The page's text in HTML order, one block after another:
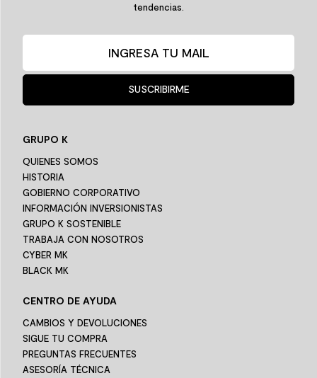
tendencias.
SUSCRIBIRME
GRUPO K
QUIENES SOMOS
HISTORIA
GOBIERNO CORPORATIVO
INFORMACIÓN INVERSIONISTAS
GRUPO K SOSTENIBLE
TRABAJA CON NOSOTROS
CYBER MK
BLACK MK
CENTRO DE AYUDA
CAMBIOS Y DEVOLUCIONES
SIGUE TU COMPRA
PREGUNTAS FRECUENTES
ASESORÍA TÉCNICA